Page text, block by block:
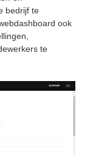
bedrijf te
ook
te